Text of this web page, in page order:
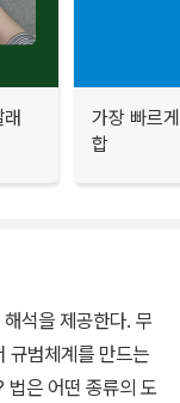
가장 빠르
합
석을 제공한다. 무
규범체계를 만드는
법은 어떤 종류의 도